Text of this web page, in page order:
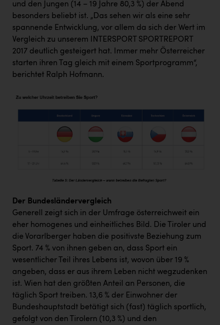
und den Jungen (14 – 19 Jahre 80,3 %) der Abend
besonders beliebt ist. „Das sehen wir als eine sehr
spannende Entwicklung, vor allem da sich der Wert im
Vergleich zu unserem INTERSPORT SPORTREPORT
2017 deutlich gesteigert hat. Immer mehr Österreicher
starten ihren Tag gleich mit einem Sportprogramm“,
berichtet Ralph Hofmann.
Der Bundesländervergleich
Generell zeigt sich in der Umfrage österreichweit ein
eher homogenes und einheitliches Bild. Die Tiroler und
die Vorarlberger haben die positivste Beziehung zum
Sport. 74 % von ihnen geben an, dass Sport ein
wesentlicher Teil ihres Lebens ist, wovon über 19 %
angeben, dass er aus ihrem Leben nicht wegzudenken
ist. Wien hat den größten Anteil an Personen, die
täglich Sport treiben. 13,6 % der Einwohner der
Bundeshauptstadt betätigt sich (fast) täglich sportlich,
gefolgt von den Tirolern (10,3 %) und den